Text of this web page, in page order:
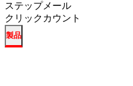
ステップメール
クリックカウント
製品